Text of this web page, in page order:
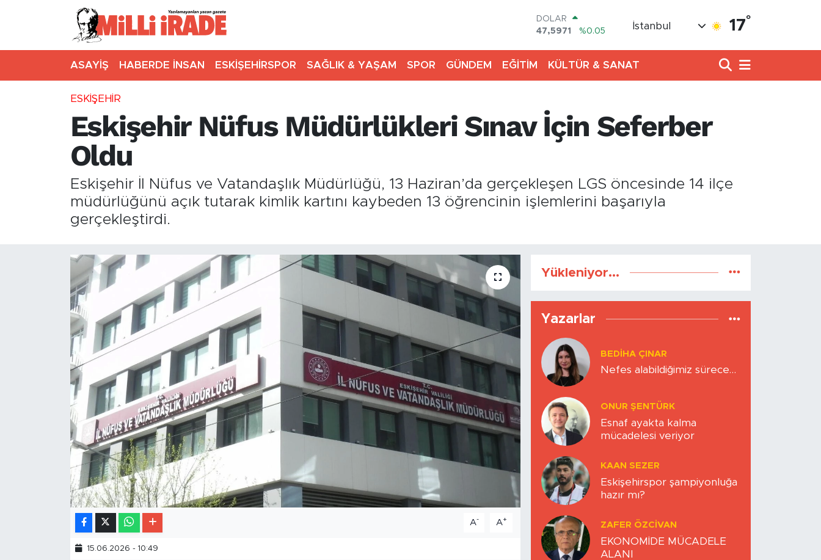
DOLAR
47,5971
%0.05
STERLİN
64,2534
%0.22
BİST100
13.703
%0
BITCOIN
İstanbul 17°
ASAYİŞ HABERDE İNSAN ESKİŞEHİRSPOR SAĞLIK & YAŞAM SPOR GÜNDEM EĞİTİM KÜLTÜR & SANAT
ESKİŞEHİR
Eskişehir Nüfus Müdürlükleri Sınav İçin Seferber
Oldu
Eskişehir İl Nüfus ve Vatandaşlık Müdürlüğü, 13 Haziran’da gerçekleşen LGS öncesinde 14 ilçe
müdürlüğünü açık tutarak kimlik kartını kaybeden 13 öğrencinin işlemlerini başarıyla
gerçekleştirdi.
A- A+
15.06.2026 - 10:49
Yükleniyor...
Yazarlar
BEDIHA ÇINAR
Nefes alabildiğimiz sürece…
ONUR ŞENTÜRK
Esnaf ayakta kalma
mücadelesi veriyor
KAAN SEZER
Eskişehirspor şampiyonluğa
hazır mı?
ZAFER ÖZCIVAN
EKONOMİDE MÜCADELE
ALANI